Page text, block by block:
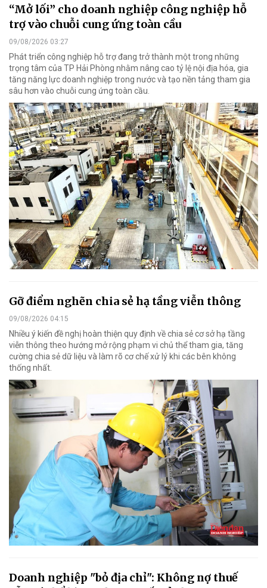
“Mở lối” cho doanh nghiệp công nghiệp hỗ
trợ vào chuỗi cung ứng toàn cầu
09/08/2026 03:27
Phát triển công nghiệp hỗ trợ đang trở thành một trong những
trọng tâm của TP Hải Phòng nhằm nâng cao tỷ lệ nội địa hóa, gia
tăng năng lực doanh nghiệp trong nước và tạo nền tảng tham gia
sâu hơn vào chuỗi cung ứng toàn cầu.
Gỡ điểm nghẽn chia sẻ hạ tầng viễn thông
09/08/2026 04:15
Nhiều ý kiến đề nghị hoàn thiện quy định về chia sẻ cơ sở hạ tầng
viễn thông theo hướng mở rộng phạm vi chủ thể tham gia, tăng
cường chia sẻ dữ liệu và làm rõ cơ chế xử lý khi các bên không
thống nhất.
Doanh nghiệp "bỏ địa chỉ": Không nợ thuế